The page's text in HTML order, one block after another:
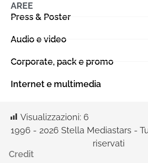
AREE
Press & Poster
Audio e video
Corporate, pack e promo
Internet e multimedia
Visualizzazioni: 6
1996 - 2026 Stella Mediastars -
riservati
Credit